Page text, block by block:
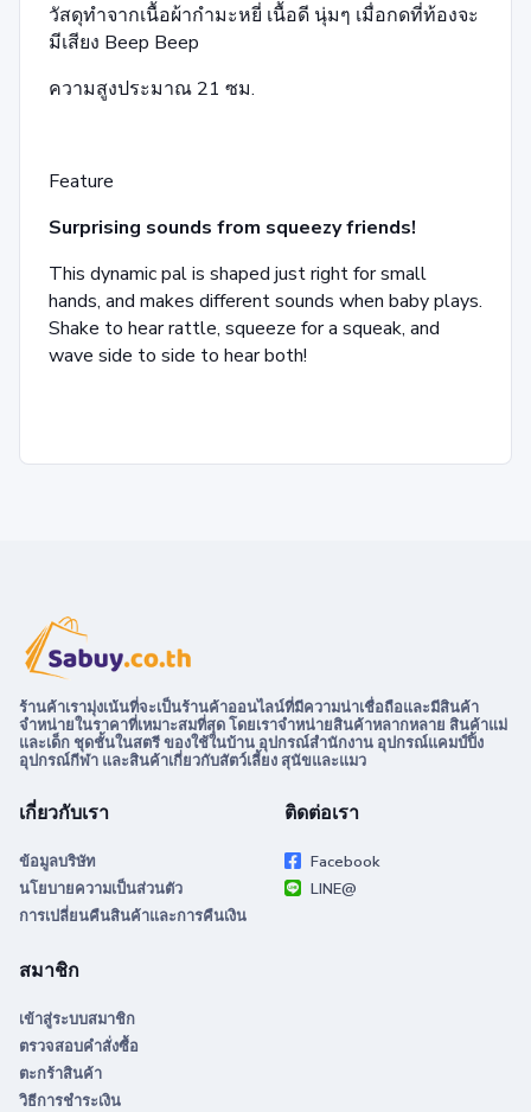
วัสดุทำจากเนื้อผ้ากำมะหยี่ เนื้อดี นุ่มๆ เมื่อกดที่ท้องจะ
มีเสียง Beep Beep
ความสูงประมาณ 21 ซม.
Feature
Surprising sounds from squeezy friends!
This dynamic pal is shaped just right for small
hands, and makes different sounds when baby plays.
Shake to hear rattle, squeeze for a squeak, and
wave side to side to hear both!
ร้านค้าเรามุ่งเน้นที่จะเป็นร้านค้าออนไลน์ที่มีความน่าเชื่อถือและมีสินค้า
จำหน่ายในราคาที่เหมาะสมที่สุด โดยเราจำหน่ายสินค้าหลากหลาย สินค้าแม่
และเด็ก ชุดชั้นในสตรี ของใช้ในบ้าน อุปกรณ์สำนักงาน อุปกรณ์แคมป์ปิ้ง
อุปกรณ์กีฬา และสินค้าเกี่ยวกับสัตว์เลี้ยง สุนัขและแมว
เกี่ยวกับเรา
ข้อมูลบริษัท
นโยบายความเป็นส่วนตัว
การเปลี่ยนคืนสินค้าและการคืนเงิน
ติดต่อเรา
Facebook
LINE@
สมาชิก
เข้าสู่ระบบสมาชิก
ตรวจสอบคำสั่งซื้อ
ตะกร้าสินค้า
วิธีการชำระเงิน